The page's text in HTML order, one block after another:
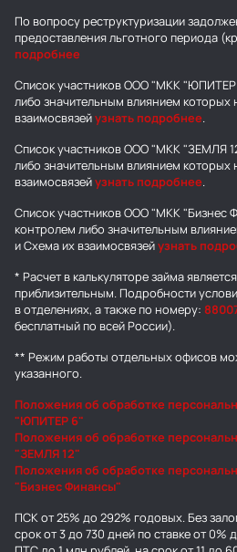
По вопросу реструктуризации
предоставления льготного периода
подробнее
Список участников ООО "МКК "ЮПИТЕР
либо значительным влиянием
взаимосвязейузнать подробнее.
Список участников ООО "МКК "ЗЕМЛЯ
либо значительным влиянием
взаимосвязейузнать подробнее.
Список участников ООО "МКК "Бизнес
контролем либо значительным
и Схема их взаимосвязейузнать
* Расчет в калькуляторе займа
приблизительным. Подробности
в отделениях, а также по номеру:
бесплатный по всей России).
** Режим работы отдельных офисов
указанного.
Положения об обработке
"ЮПИТЕР 6"
Положения об обработке
"ЗЕМЛЯ 12"
Положения об обработке
"Бизнес Финансы"
ПСК от 25% до 292% годовых. Без
срок от 3 до 730 дней по ставке от 0%